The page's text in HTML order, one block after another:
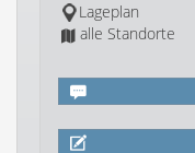
Lageplan
alle Standorte